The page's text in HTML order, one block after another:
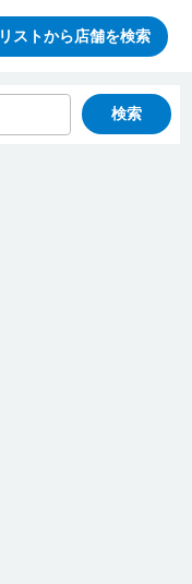
リストから店舗を検索
検索